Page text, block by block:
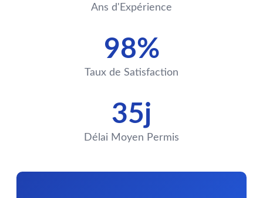
Ans d'Expérience
98%
Taux de Satisfaction
35j
Délai Moyen Permis